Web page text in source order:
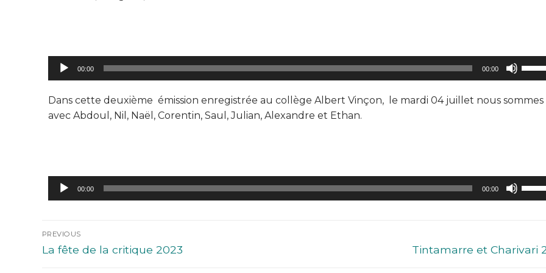
Lecteur
audio
00:00 00:00
les
le
Dans cette deuxième émission enregistrée au collège Albert Vinçon, le mardi 04 juillet nous sommes
avec Abdoul, Nil, Naël, Corentin, Saul, Julian, Alexandre et Ethan.
Lecteur
audio
00:00 00:00
les
pour
PREVIOUS
La fête de la critique 2023 Tintamarre et Charivari